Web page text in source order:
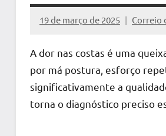
19 de março de 2025 Correio
A dor nas costas é uma
por má postura, esforço
significativamente a
torna o diagnóstico preciso